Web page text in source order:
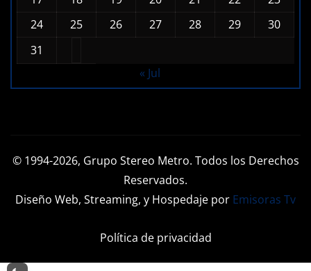
24
25 26 27 28 29
30
31
« Jul
© 1994-2026, Grupo Stereo Metro. Todos los Derechos
Reservados.
Diseño Web, Streaming, y Hospedaje por Emisoras Tv
Política de privacidad